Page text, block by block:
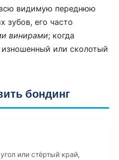
видимую переднюю
зубов, его часто
винирами; когда
или сколотый
бондинг
или стёртый край,